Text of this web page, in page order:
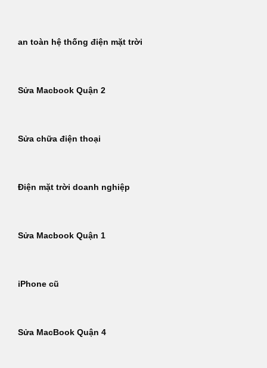
an toàn hệ thống điện mặt trời
Sửa Macbook Quận 2
Sửa chữa điện thoại
Điện mặt trời doanh nghiệp
Sửa Macbook Quận 1
iPhone cũ
Sửa MacBook Quận 4